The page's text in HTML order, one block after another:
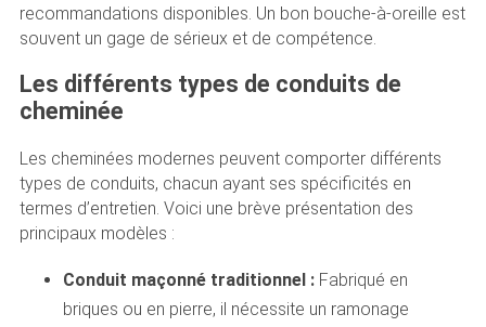
recommandations disponibles. Un bon bouche-à-oreille est
souvent un gage de sérieux et de compétence.
Les différents types de conduits de
cheminée
Les cheminées modernes peuvent comporter différents
types de conduits, chacun ayant ses spécificités en
termes d’entretien. Voici une brève présentation des
principaux modèles :
Conduit maçonné traditionnel :Fabriqué en
briques ou en pierre, il nécessite un ramonage